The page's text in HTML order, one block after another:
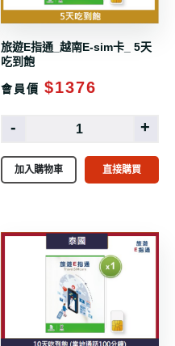
旅遊E指通_越南E-sim卡_ 5天
吃到飽
會員價 $1376
- +
加入購物車 直接購買